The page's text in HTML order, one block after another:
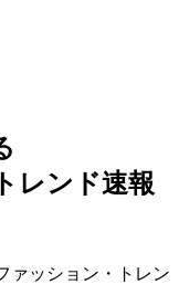
レンド速報